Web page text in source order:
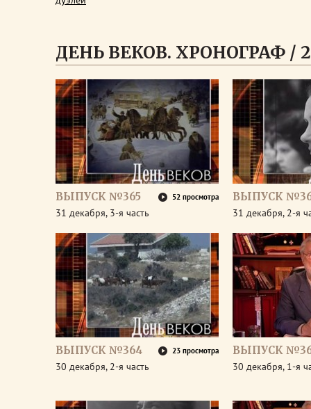
ДЕНЬ ВЕКОВ. ХРОНОГРАФ /
ВЫПУСК №365 52 просмотра
31 декабря, 3-я часть
ВЫПУСК
31 декабря, 2-я
ВЫПУСК №364 23 просмотра
30 декабря, 2-я часть
ВЫПУСК
30 декабря, 1-я